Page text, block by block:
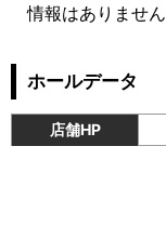
情報はありません
ホールデータ
店舗HP